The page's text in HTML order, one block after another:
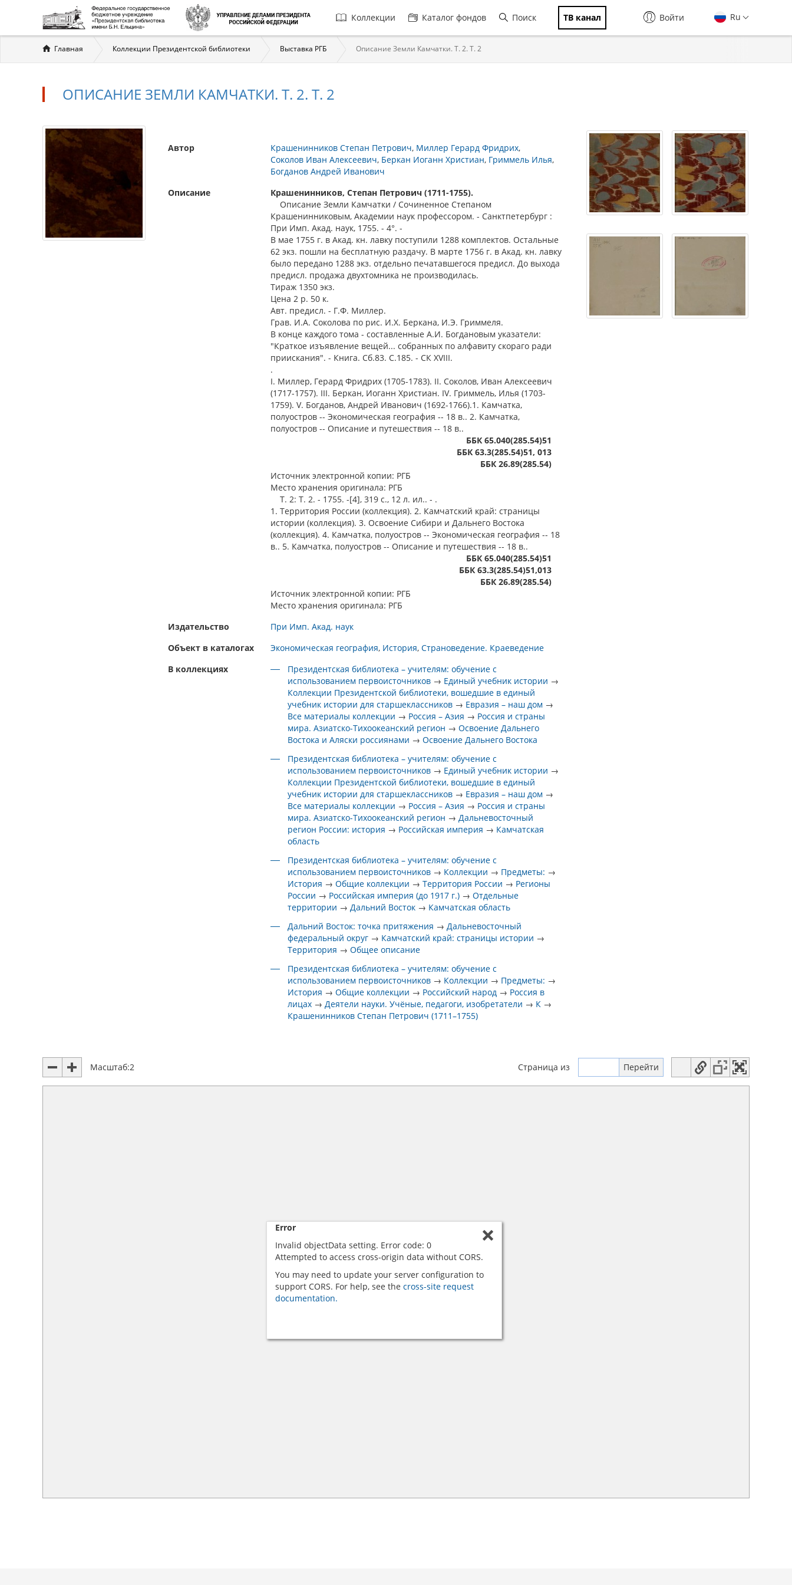
Главная
навигация
Коллекции Каталог фондов Поиск ТВ канал Ru
Войти
Вы
здесь
Главная Коллекции Президентской библиотеки Выставка РГБ Описание Земли Камчатки. Т. 2. Т. 2
ОПИСАНИЕ ЗЕМЛИ КАМЧАТКИ. Т. 2. Т. 2
Автор Крашенинников Степан Петрович Миллер Герард Фридрих
Соколов Иван Алексеевич Беркан Иоганн Христиан Гриммель Илья
Богданов Андрей Иванович
Описание
Крашенинников, Степан Петрович (1711-1755).
Описание Земли Камчатки / Сочиненное Степаном
Крашенинниковым, Академии наук профессором. - Санктпетербург :
При Имп. Акад. наук, 1755. - 4°. -
В мае 1755 г. в Акад. кн. лавку поступили 1288 комплектов. Остальные
62 экз. пошли на бесплатную раздачу. В марте 1756 г. в Акад. кн. лавку
было передано 1288 экз. отдельно печатавшегося предисл. До выхода
предисл. продажа двухтомника не производилась.
Тираж 1350 экз.
Цена 2 р. 50 к.
Авт. предисл. - Г.Ф. Миллер.
Грав. И.А. Соколова по рис. И.Х. Беркана, И.Э. Гриммеля.
В конце каждого тома - составленные А.И. Богдановым указатели:
"Краткое изъявление вещей... собранных по алфавиту скораго ради
приискания". - Книга. Сб.83. С.185. - СК XVIII.
.
I. Миллер, Герард Фридрих (1705-1783). II. Соколов, Иван Алексеевич
(1717-1757). III. Беркан, Иоганн Христиан. IV. Гриммель, Илья (1703-
1759). V. Богданов, Андрей Иванович (1692-1766).1. Камчатка,
полуостров -- Экономическая география -- 18 в.. 2. Камчатка,
полуостров -- Описание и путешествия -- 18 в..
ББК 65.040(285.54)51
ББК 63.3(285.54)51, 013
ББК 26.89(285.54)
Источник электронной копии: РГБ
Место хранения оригинала: РГБ
Т. 2: Т. 2. - 1755. -[4], 319 с., 12 л. ил.. - .
1. Территория России (коллекция). 2. Камчатский край: страницы
истории (коллекция). 3. Освоение Сибири и Дальнего Востока
(коллекция). 4. Камчатка, полуостров -- Экономическая география -- 18
в.. 5. Камчатка, полуостров -- Описание и путешествия -- 18 в..
ББК 65.040(285.54)51
ББК 63.3(285.54)51,013
ББК 26.89(285.54)
Источник электронной копии: РГБ
Место хранения оригинала: РГБ
Издательство
При Имп. Акад. наук
Объект в каталогах
Экономическая география История Страноведение. Краеведение
В коллекциях
Президентская библиотека – учителям: обучение с
использованием первоисточников → Единый учебник истории →
Коллекции Президентской библиотеки, вошедшие в единый
учебник истории для старшеклассников → Евразия – наш дом →
Все материалы коллекции → Россия – Азия → Россия и страны
мира. Азиатско-Тихоокеанский регион →Освоение Дальнего
Востока и Аляски россиянами →Освоение Дальнего Востока
Президентская библиотека – учителям: обучение с
использованием первоисточников → Единый учебник истории →
Коллекции Президентской библиотеки, вошедшие в единый
учебник истории для старшеклассников → Евразия – наш дом →
Все материалы коллекции → Россия – Азия → Россия и страны
мира. Азиатско-Тихоокеанский регион →Дальневосточный
регион России: история → Российская империя → Камчатская
область
Президентская библиотека – учителям: обучение с
использованием первоисточников → Коллекции → Предметы: →
История →Общие коллекции →Территория России → Регионы
России → Российская империя (до 1917 г.) →Отдельные
территории →Дальний Восток → Камчатская область
Дальний Восток: точка притяжения →Дальневосточный
федеральный округ → Камчатский край: страницы истории →
Территория →Общее описание
Президентская библиотека – учителям: обучение с
использованием первоисточников → Коллекции → Предметы: →
История →Общие коллекции → Российский народ → Россия в
лицах →Деятели науки. Учёные, педагоги, изобретатели → К →
Крашенинников Степан Петрович (1711–1755)
Масштаб:2 Страница из
Error
Invalid objectData setting. Error code: 0
Attempted to access cross-origin data without CORS.
You may need to update your server configuration to
support CORS. For help, see the cross-site request
documentation.